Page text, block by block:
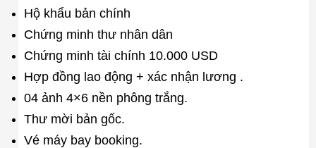
Hộ khẩu bản chính
Chứng minh thư nhân dân
Chứng minh tài chính 10.000 USD
Hợp đồng lao động + xác nhận lương .
04 ảnh 4×6 nền phông trắng.
Thư mời bản gốc.
Vé máy bay booking.